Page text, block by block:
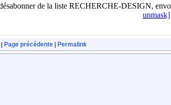
Page précédente Permalink